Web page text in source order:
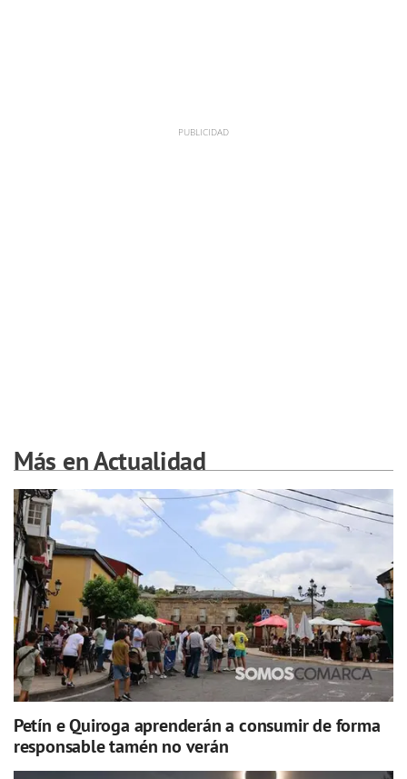
Más en Actualidad
Petín e Quiroga aprenderán a consumir de forma
responsable tamén no verán